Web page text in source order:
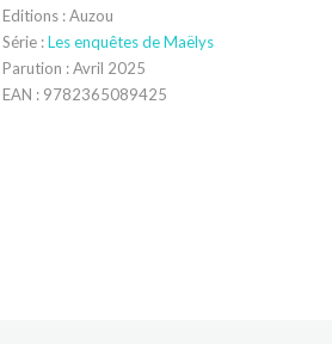
Editions : Auzou
Série :Les enquêtes de Maëlys
Parution : Avril 2025
EAN : 9782365089425